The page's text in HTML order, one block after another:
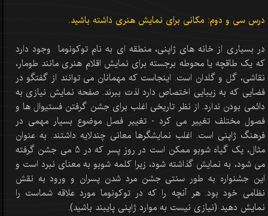
درس سی و دوم: مکانی برای نمایش هنری داشته باشید.
در بسیاری از خانه های ژاپنی، منطقه ای به نام توکونوما وجود دارد
که یک طاقچه یا محوطه برجسته برای نمایش اقلام هنری مانند طومار،
نقاشی، گل و گلدان است. اینجاست که مهمانان می توانند از گفتگو در
فضایی که به زیبایی اختصاص دارد لذت ببرند. صفحه نمایش نیازی به
دائمی بودن ندارد. از نظر تاریخی اغلب برای جشن گرفتن فستیوال ها و
فصول مختلف تغییر می کرد - تغییر فصل موضوع بسیار مهمی در
فرهنگ ژاپنی است. اغلب نمایشگرها معانی چندلایه داشتند. به عنوان
مثال، یک گیاه شوبو ممکن است در روز پسر که در 5 می جشن گرفته
می شود، به نمایش گذاشته شود، زیرا کلمه شوبو به معنای نبرد است و
این جشنواره به طور سنتی جشن مرد شدن پسران و ورود به نقش
نظامی خود بود. هر آنچه را که در توکونوما مورد علاقه شماست را
نمایش دهید (نیازی نیست به موارد ژاپنی پایبند باشید).